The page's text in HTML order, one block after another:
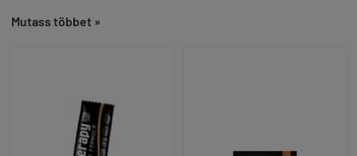
Mutass többet »